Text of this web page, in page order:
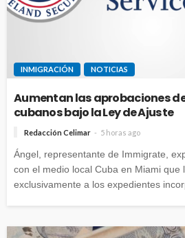
INMIGRACIÓN NOTICIAS
Aumentan las aprobaciones
cubanos bajo la Ley de Ajuste
Redacción Celimar 5 horas ago
Ángel, representante de Immigrate,
con el medio local Cuba en Miami que
exclusivamente a los expedientes